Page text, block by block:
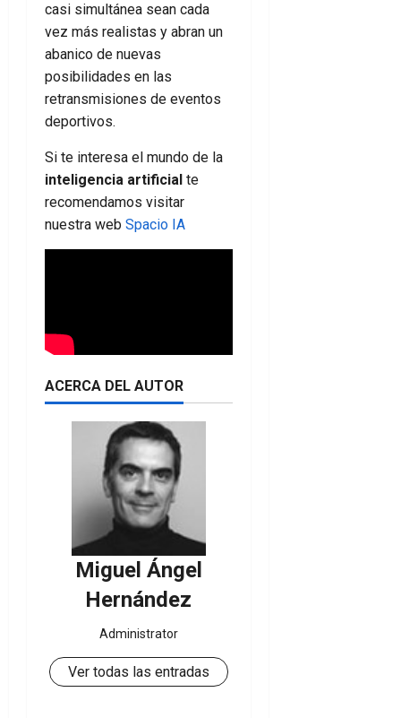
casi simultánea sean cada
vez más realistas y abran un
abanico de nuevas
posibilidades en las
retransmisiones de eventos
deportivos.
Si te interesa el mundo de la
inteligencia artificial te
recomendamos visitar
nuestra web Spacio IA
ACERCA DEL AUTOR
Miguel Ángel
Hernández
Administrator
Ver todas las entradas